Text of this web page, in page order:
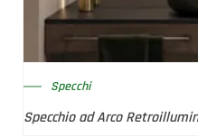
Specchi
Specchio ad Arco